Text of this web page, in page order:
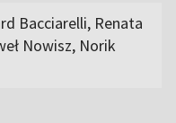
Bacciarelli, Renata
Nowisz, Norik